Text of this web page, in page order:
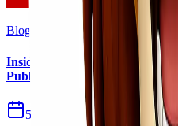
Blog
Insiden Kebakaran KM
Publik
5 Agu 2026